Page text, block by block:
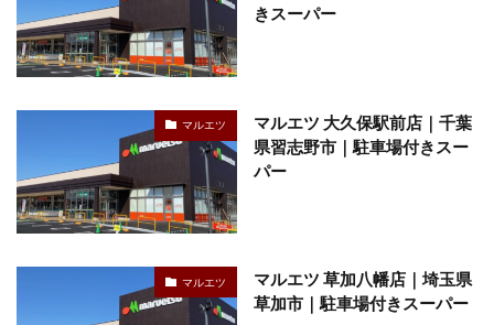
きスーパー
マルエツ
マルエツ 大久保駅前店｜千葉
県習志野市｜駐車場付きスー
パー
マルエツ
マルエツ 草加八幡店｜埼玉県
草加市｜駐車場付きスーパー